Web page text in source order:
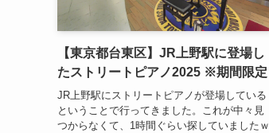
【東京都台東区】JR上野駅に登場し
たストリートピアノ2025 ※期間限定
JR上野駅にストリートピアノが登場している
ということで行ってきました。これが中々見
つからなくて、1時間ぐらい探していましたｗ